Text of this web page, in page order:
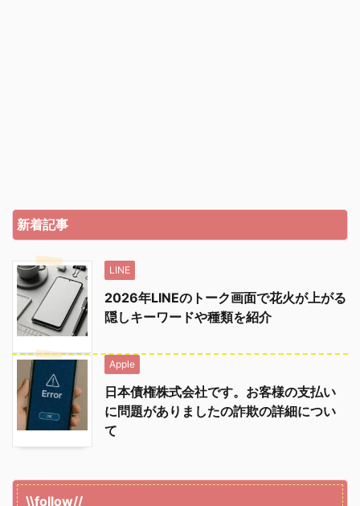
新着記事
LINE
2026年LINEのトーク画面で花火が上がる
隠しキーワードや種類を紹介
Apple
日本債権株式会社です。お客様の支払い
に問題がありましたの詐欺の詳細につい
て
\\follow//